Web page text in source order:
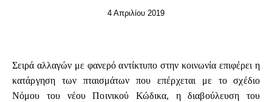
4 Απριλίου 2019
Σειρά αλλαγών με φανερό αντίκτυπο στην κοινωνία επιφέρει η
κατάργηση των πταισμάτων που επέρχεται με το σχέδιο
Νόμου του νέου Ποινικού Κώδικα, η διαβούλευση του